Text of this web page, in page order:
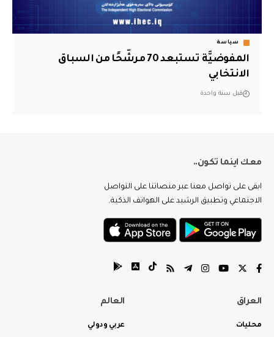
سياسة
المفوضيَّة تستبعد 70 مرشّحًا من السباق
الانتخابي
قبل سنة واحدة
معك اينما تكون..
ابقى على تواصل معنا عبر منصاتنا على التواصل
الاجتماعي وتطبيق الرشيد على الهواتف الذكية.
العراق
محليات
العالم
عربي ودولي